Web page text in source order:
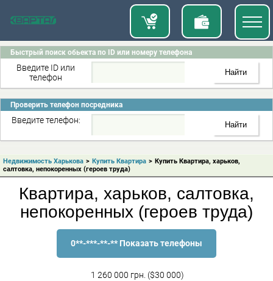
Быстрый поиск обьекта по ID или номеру телефона
Введите ID или
телефон
Проверить телефон посредника
Введите телефон:
Недвижимость Харькова > Купить Квартира > Купить Квартира, харьков,
салтовка, непокоренных (героев труда)
Квартира, харьков, салтовка,
непокоренных (героев труда)
0**-***-**-** Показать телефоны
1 260 000 грн. ($30 000)